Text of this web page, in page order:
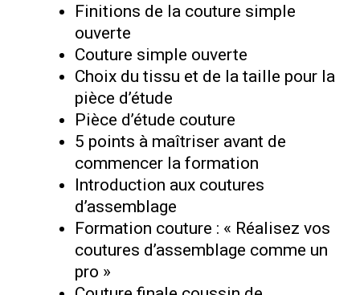
Finitions de la couture simple
ouverte
Couture simple ouverte
Choix du tissu et de la taille pour la
pièce d’étude
Pièce d’étude couture
5 points à maîtriser avant de
commencer la formation
Introduction aux coutures
d’assemblage
Formation couture : « Réalisez vos
coutures d’assemblage comme un
pro »